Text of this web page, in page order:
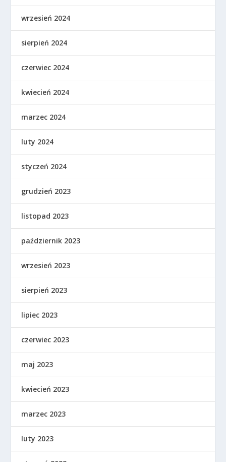
wrzesień 2024
sierpień 2024
czerwiec 2024
kwiecień 2024
marzec 2024
luty 2024
styczeń 2024
grudzień 2023
listopad 2023
październik 2023
wrzesień 2023
sierpień 2023
lipiec 2023
czerwiec 2023
maj 2023
kwiecień 2023
marzec 2023
luty 2023